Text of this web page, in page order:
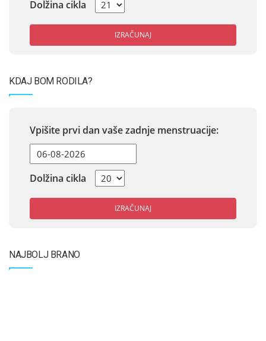
Dolžina cikla
IZRAČUNAJ
KDAJ BOM RODILA?
Vpišite prvi dan vaše zadnje menstruacije:
Dolžina cikla
IZRAČUNAJ
NAJBOLJ BRANO